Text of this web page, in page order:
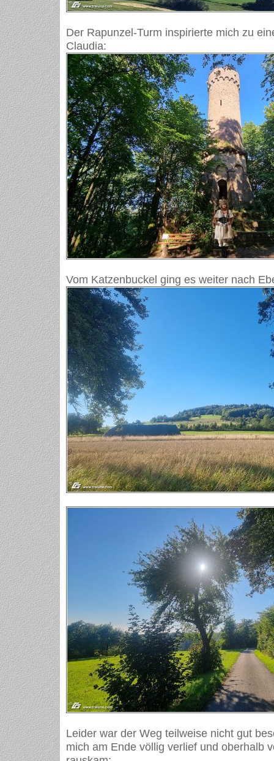
Der Rapunzel-Turm inspirierte mich zu
Claudia:
Vom Katzenbuckel ging es weiter nach
Leider war der Weg teilweise nicht gut
mich am Ende völlig verlief und oberhalb